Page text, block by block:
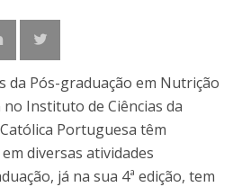
da Pós-graduação em Nutrição
Instituto de Ciências da
Portuguesa têm
diversas atividades
já na sua 4ª edição, tem